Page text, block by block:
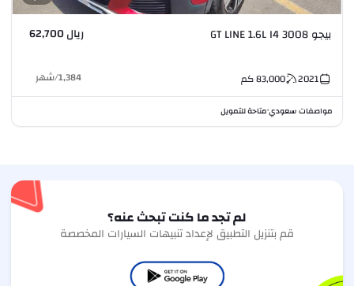
بيجو 3008 GT LINE 1.6L I4 ريال 62,700
2021
83,000كم 1,384
/شهر
مواصفات سعودي•متاحة للتمويل
لم تجد ما كنت تبحث عنه؟
قم بتنزيل التطبيق لإعداد تنبيهات السيارات المخصصة